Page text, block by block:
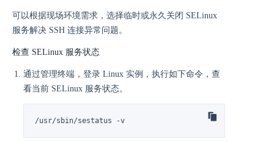
可以根据现场环境需求，选择临时或永久关闭 SELinux
服务解决 SSH 连接异常问题。
检查 SELinux 服务状态
通过管理终端，登录 Linux 实例，执行如下命令，查
看当前 SELinux 服务状态。
/usr/sbin/sestatus -v